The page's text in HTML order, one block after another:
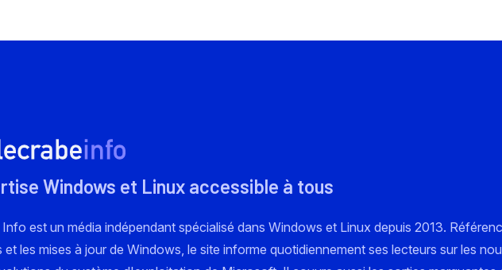
Windows et Linux accessible à tous
Info est un média indépendant spécialisé dans Windows et Linux depuis 2013.
et les mises à jour de Windows, le site informe quotidiennement ses lecteurs sur les